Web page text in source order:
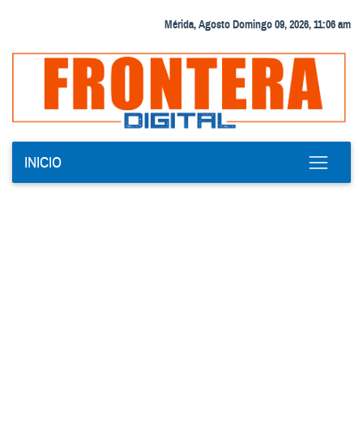
Mérida, Agosto Domingo 09, 2026, 11:06 am
INICIO